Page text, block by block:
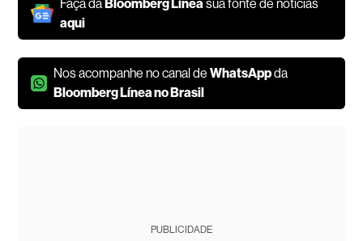
Faça daBloomberg Línea sua fonte de notícias
aqui
Nos acompanhe no canal deWhatsAppda
Bloomberg Línea no Brasil
PUBLICIDADE